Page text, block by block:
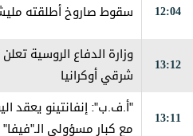
12:04 سقوط صاروخ أطلقته
13:12
وزارة الدفاع الروسية
شرقي أوكرانيا
13:11
"أ.ف.ب": إنفانتينو يعقد
مع كبار مسؤولي